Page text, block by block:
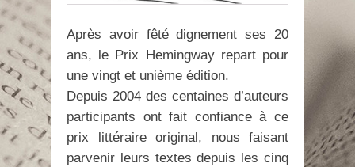
Après avoir fêté dignement ses 20
ans, le Prix Hemingway repart pour
une vingt et unième édition.
Depuis 2004 des centaines d’auteurs
participants ont fait confiance à ce
prix littéraire original, nous faisant
parvenir leurs textes depuis les cinq